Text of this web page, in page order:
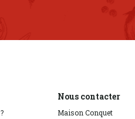
Nous contacter
Maison Conquet